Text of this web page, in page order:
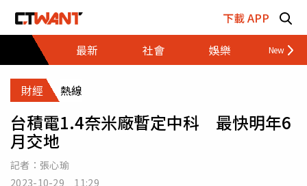
下載 APP
最新
社會 娛樂 財經
財經 熱線
台積電1.4奈米廠暫定中科 最快明年6
月交地
記者： 張心瑜
2023-10-29 11:29